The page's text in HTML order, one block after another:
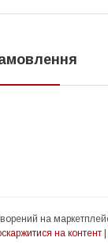
на
на контент